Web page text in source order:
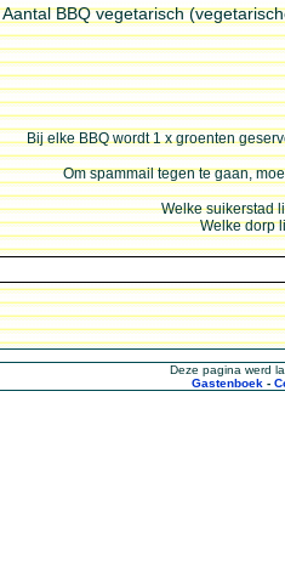
Aantal BBQ vegetarisch
Bij elke BBQ wordt 1 x groenten
Om spammail tegen te gaan,
Welke suikerstad
Welke dorp
Deze pagina werd
Gastenboek -